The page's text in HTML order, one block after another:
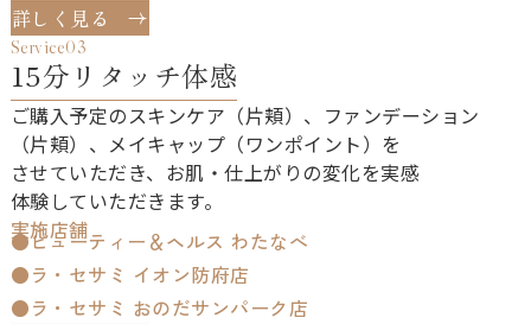
詳しく見る
Service03
15分リタッチ体感
ご購入予定の​スキンケア（片頬）、​ファンデーション​
（片頬）、​メイキャップ（ワンポイント）を​
させていただき、​お肌・仕​上がりの​変化を​実感​
体験していただきます。
実施店舗
ビューティー＆ヘルス わたなべ
ラ・セサミ イオン防府店
ラ・セサミ おのだサンパーク店